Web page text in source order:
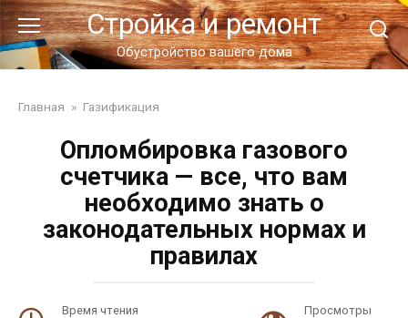
Перейти
к
контенту
Стройка и ремонт
Обустройство вашего дома
Главная » Газификация
Опломбировка газового
счетчика — все, что вам
необходимо знать о
законодательных нормах и
правилах
Время чтения Просмотры